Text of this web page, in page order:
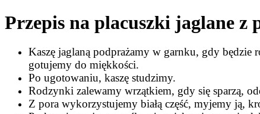
Przepis na placuszki jaglane z
Kaszę jaglaną podprażamy w garnku, gdy będzie
gotujemy do miękkości.
Po ugotowaniu, kaszę studzimy.
Rodzynki zalewamy wrzątkiem, gdy się sparzą,
Z pora wykorzystujemy białą część, myjemy ją,